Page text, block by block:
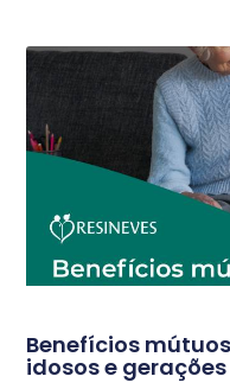
Benefícios
idosos e